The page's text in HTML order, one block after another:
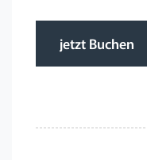
jetzt Buchen